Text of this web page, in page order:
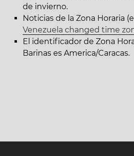
de invierno.
Noticias de la Zona Horaria
Venezuela changed time
El identificador de Zona
Barinas es America/Caracas.